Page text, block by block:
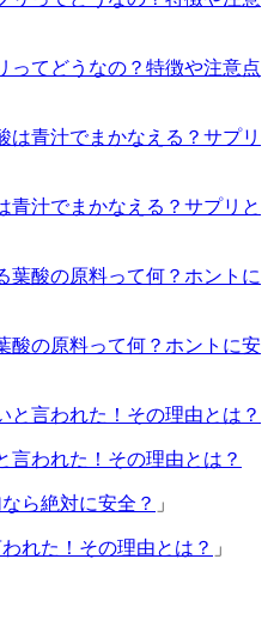
ってどうなの？特徴や注意点
青汁でまかなえる？サプリと
酸の原料って何？ホントに安
言われた！その理由とは？
ら絶対に安全？ 」
れた！その理由とは？ 」